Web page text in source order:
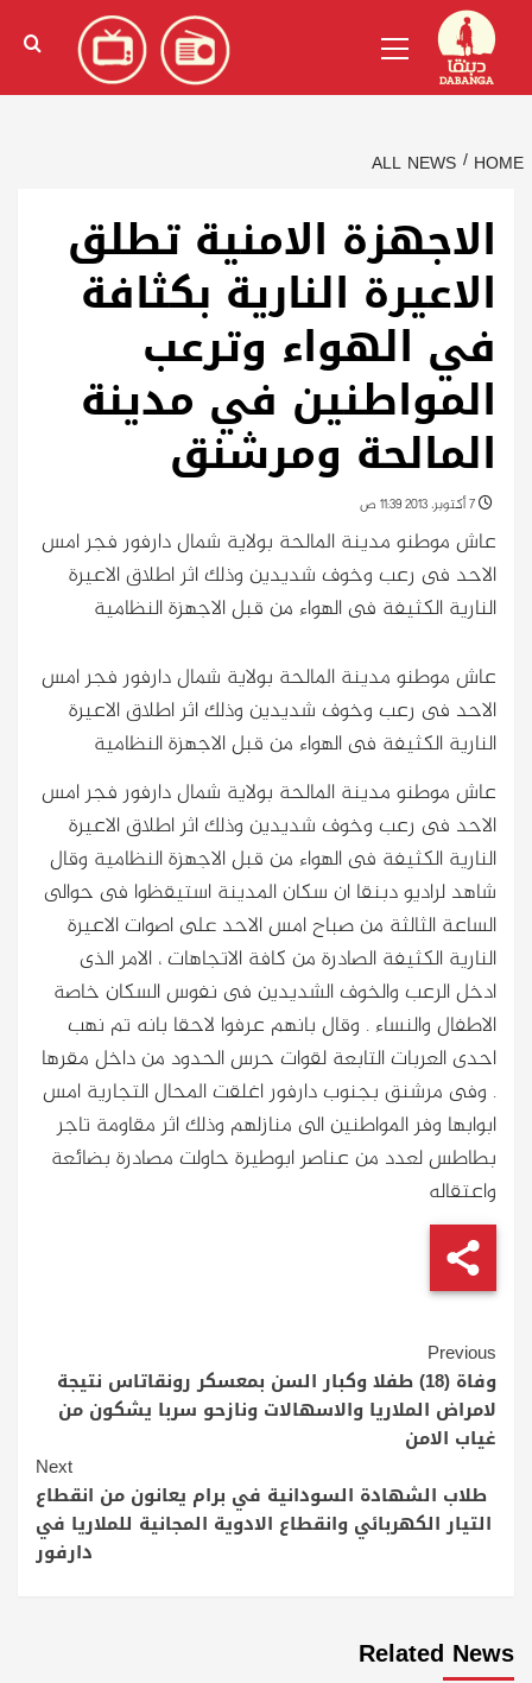
content
الإنجليزية)
Menu
HOME
ALL NEWS
الاجهزة الامنية تطلق
الاعيرة النارية بكثافة
في الهواء وترعب
المواطنين في مدينة
المالحة ومرشنق
عاش موطنو مدينة المالحة بولاية شمال دارفور فجر امس
الاحد فى رعب وخوف شديدين وذلك اثر اطلاق الاعيرة
النارية الكثيفة فى الهواء من قبل الاجهزة النظامية
عاش موطنو مدينة المالحة بولاية شمال دارفور فجر امس
الاحد فى رعب وخوف شديدين وذلك اثر اطلاق الاعيرة
النارية الكثيفة فى الهواء من قبل الاجهزة النظامية
عاش موطنو مدينة المالحة بولاية شمال دارفور فجر امس
الاحد فى رعب وخوف شديدين وذلك اثر اطلاق الاعيرة
النارية الكثيفة فى الهواء من قبل الاجهزة النظامية وقال
شاهد لراديو دبنقا ان سكان المدينة استيقظوا فى حوالى
الساعة الثالثة من صباح امس الاحد على اصوات الاعيرة
النارية الكثيفة الصادرة من كافة الاتجاهات ، الامر الذى
ادخل الرعب والخوف الشديدين فى نفوس السكان خاصة
الاطفال والنساء . وقال بانهم عرفوا لاحقا بانه تم نهب
احدى العربات التابعة لقوات حرس الحدود من داخل مقرها
. وفى مرشنق بجنوب دارفور اغلقت المحال التجارية امس
ابوابها وفر المواطنين الى منازلهم وذلك اثر مقاومة تاجر
بطاطس لعدد من عناصر ابوطيرة حاولت مصادرة بضائعة
واعتقاله
Continue
Reading
Previous
وفاة (18) طفلا وكبار السن بمعسكر رونقاتاس نتيجة
لامراض الملاريا والاسهالات ونازحو سربا يشكون من
غياب الامن
Next
طلاب الشهادة السودانية في برام يعانون من انقطاع
التيار الكهربائي وانقطاع الادوية المجانية للملاريا في
دارفور
Related News